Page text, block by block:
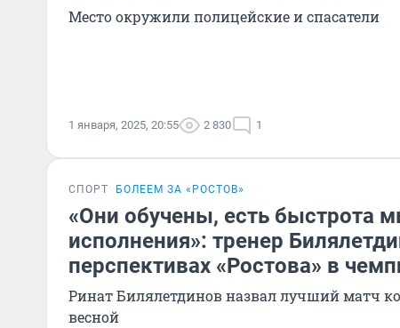
Место окружили полицейские и спасатели
1 января, 2025, 20:55 2 830 1
СПОРТ БОЛЕЕМ ЗА «РОСТОВ»
«Они обучены, есть быстрота
исполнения»: тренер
перспективах «Ростова» в
Ринат Билялетдинов назвал лучший матч
весной